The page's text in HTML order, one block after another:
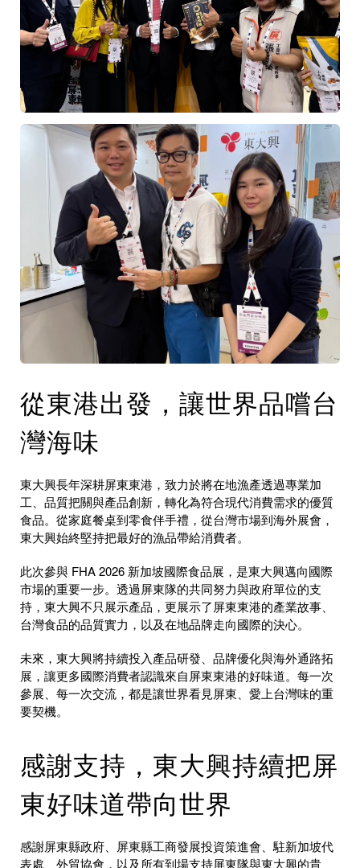
從東港出發，讓世界品嚐台
灣海味
東大興長年深耕屏東東港，致力於將在地漁產透過專業加
工、品質把關與產品創新，轉化為符合現代消費需求的優質
食品。從家庭餐桌到零食伴手禮，從台灣市場到海外展會，
東大興始終堅持把最好的漁品帶給消費者。
此次參與 FHA 2026 新加坡國際食品展，是東大興邁向國際
市場的重要一步。透過屏東隊的共同努力與政府單位的支
持，東大興不只展示產品，更展示了屏東東港的產業故事、
台灣食品的品質實力，以及在地品牌走向國際的決心。
未來，東大興將持續投入產品研發、品牌優化與海外通路拓
展，讓更多國際消費者認識來自屏東東港的好味道。每一次
參展、每一次交流，都是讓世界看見屏東、愛上台灣味的重
要契機。
感謝支持，東大興持續把屏
東好味道帶向世界
感謝屏東縣政府、屏東縣工商發展投資策進會、駐新加坡代
表處、外貿協會，以及所有到場支持屏東隊與東大興的貴